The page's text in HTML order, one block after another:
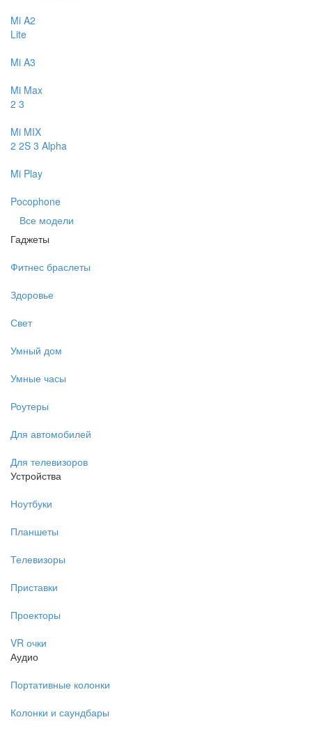
Mi A2
Lite
Mi A3
Mi Max
2 3
Mi MIX
2 2S 3 Alpha
Mi Play
Pocophone
Все модели
Гаджеты
Фитнес браслеты
Здоровье
Свет
Умный дом
Умные часы
Роутеры
Для автомобилей
Для телевизоров
Устройства
Ноутбуки
Планшеты
Телевизоры
Приставки
Проекторы
VR очки
Аудио
Портативные колонки
Колонки и саундбары